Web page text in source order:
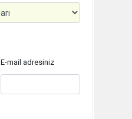
E-mail adresiniz